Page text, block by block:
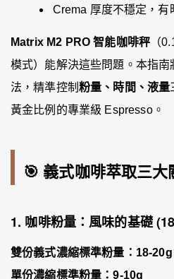
Crema 厚度不穩定，有
Matrix M2 PRO 智能咖啡秤 （
模式）能解決這些問題。本指
法，精準控制 粉量、時間、液量
黃金比例的專業級 Espresso。
🎯 義式咖啡萃取三大
1. 咖啡粉量：風味的基礎
雙份義式濃縮標準粉量：18-20g
單份濃縮標準粉量：9-10g